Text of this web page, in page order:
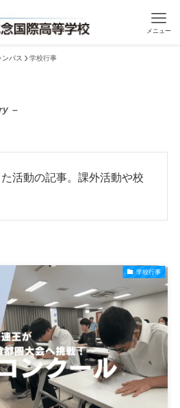
メニュー
ンパス 学校行事
–
活動の記事。課外活動や校
学校行事